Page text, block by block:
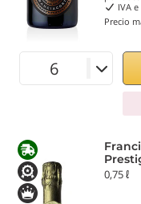
IVA
Precio
0,75 ℓ